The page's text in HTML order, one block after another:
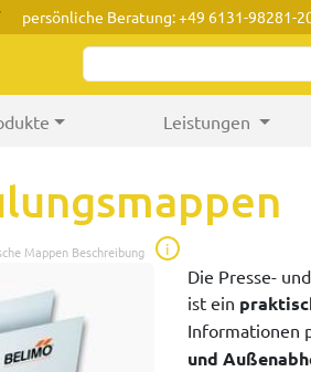
persönliche Beratung: +49 6131-98281-
Leistungen
Mappen Beschreibung i
Die Presse-
ist ein
Informationen
und